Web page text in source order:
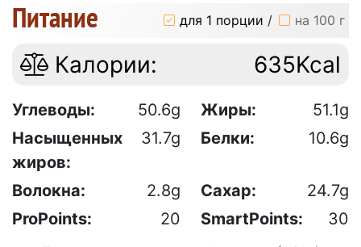
Питание для 1 порции / на 100 г
Калории: 635Kcal
Углеводы: 50.6g Жиры:
51.1g
Насыщенных
жиров:
31.7g Белки: 10.6g
Волокна: 2.8g Сахар:
24.7g
ProPoints:
20 SmartPoints: 30